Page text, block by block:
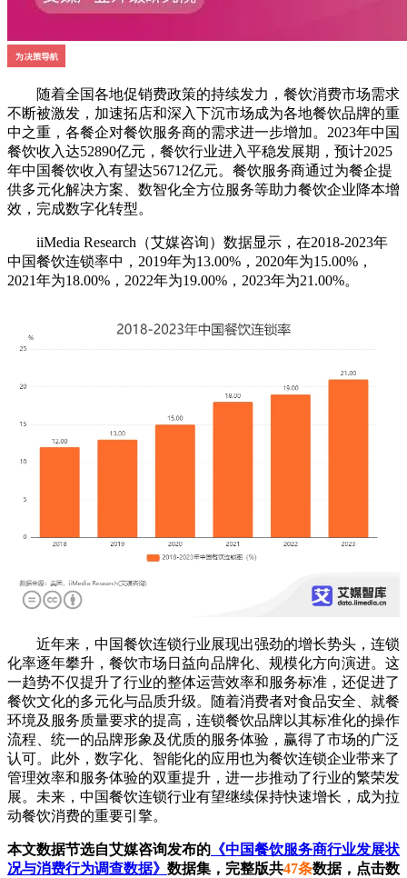
随着全国各地促销费政策的持续发力，餐饮消费市场需求
不断被激发，加速拓店和深入下沉市场成为各地餐饮品牌的重
中之重，各餐企对餐饮服务商的需求进一步增加。2023年中国
餐饮收入达52890亿元，餐饮行业进入平稳发展期，预计2025
年中国餐饮收入有望达56712亿元。餐饮服务商通过为餐企提
供多元化解决方案、数智化全方位服务等助力餐饮企业降本增
效，完成数字化转型。
iiMedia Research（艾媒咨询）数据显示，在2018-2023年
中国餐饮连锁率中，2019年为13.00%，2020年为15.00%，
2021年为18.00%，2022年为19.00%，2023年为21.00%。
近年来，中国餐饮连锁行业展现出强劲的增长势头，连锁
化率逐年攀升，餐饮市场日益向品牌化、规模化方向演进。这
一趋势不仅提升了行业的整体运营效率和服务标准，还促进了
餐饮文化的多元化与品质升级。随着消费者对食品安全、就餐
环境及服务质量要求的提高，连锁餐饮品牌以其标准化的操作
流程、统一的品牌形象及优质的服务体验，赢得了市场的广泛
认可。此外，数字化、智能化的应用也为餐饮连锁企业带来了
管理效率和服务体验的双重提升，进一步推动了行业的繁荣发
展。未来，中国餐饮连锁行业有望继续保持快速增长，成为拉
动餐饮消费的重要引擎。
本文数据节选自艾媒咨询发布的 《中国餐饮服务商行业发展状
况与消费行为调查数据》 数据集，完整版共47条数据，点击数